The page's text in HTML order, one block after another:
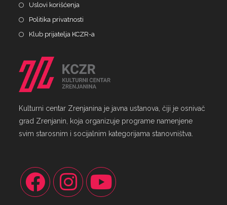
Uslovi korišćenja
Politika privatnosti
Klub prijatelja KCZR-a
Kulturni centar Zrenjanina je javna ustanova, čiji je osnivač
grad Zrenjanin, koja organizuje programe namenjene
svim starosnim i socijalnim kategorijama stanovništva.